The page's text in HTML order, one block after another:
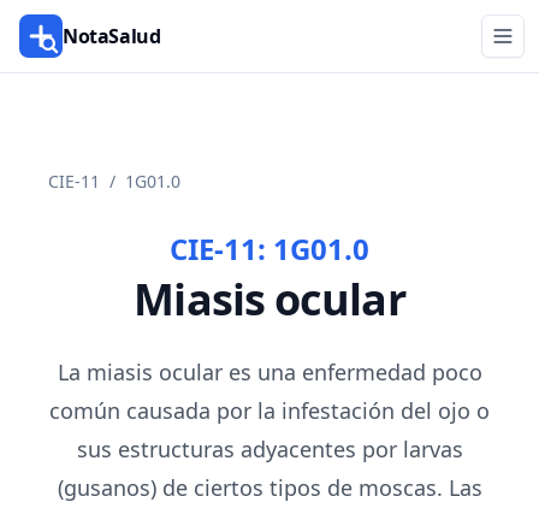
NotaSalud
CIE-11 / 1G01.0
CIE-11: 1G01.0
Miasis ocular
La miasis ocular es una enfermedad poco
común causada por la infestación del ojo o
sus estructuras adyacentes por larvas
(gusanos) de ciertos tipos de moscas. Las